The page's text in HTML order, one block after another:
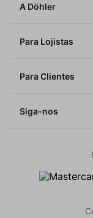
A Döhler
Para Lojistas
Para Clientes
Siga-nos